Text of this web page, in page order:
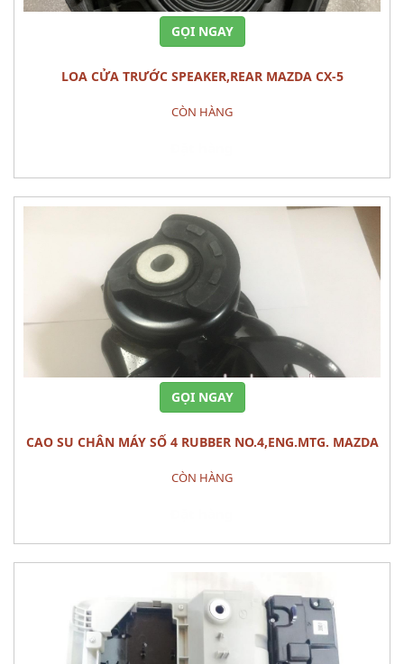
GỌI NGAY
LOA CỬA TRƯỚC SPEAKER,REAR MAZDA CX-5
CÒN HÀNG
GỌI NGAY
CAO SU CHÂN MÁY SỐ 4 RUBBER NO.4,ENG.MTG. MAZDA
CÒN HÀNG